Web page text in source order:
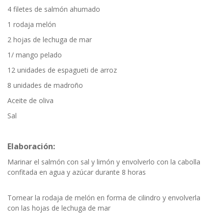
4 filetes de salmón ahumado
1 rodaja melón
2 hojas de lechuga de mar
1/ mango pelado
12 unidades de espagueti de arroz
8 unidades de madroño
Aceite de oliva
Sal
Elaboración:
Marinar el salmón con sal y limón y envolverlo con la cabolla
confitada en agua y azúcar durante 8 horas
Tornear la rodaja de melón en forma de cilindro y envolverla
con las hojas de lechuga de mar